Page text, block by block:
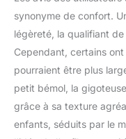
synonyme de confort.
légèreté, la qualifiant
Cependant, certains
pourraient être plus
petit bémol, la
grâce à sa texture
enfants, séduits par le